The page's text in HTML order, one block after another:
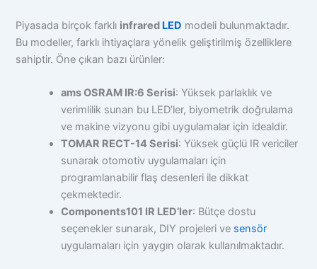
Piyasada birçok farklı infrared LED modeli bulunmaktadır.
Bu modeller, farklı ihtiyaçlara yönelik geliştirilmiş özelliklere
sahiptir. Öne çıkan bazı ürünler:
ams OSRAM IR:6 Serisi: Yüksek parlaklık ve
verimlilik sunan bu LED’ler, biyometrik doğrulama
ve makine vizyonu gibi uygulamalar için idealdir.
TOMAR RECT-14 Serisi: Yüksek güçlü IR vericiler
sunarak otomotiv uygulamaları için
programlanabilir flaş desenleri ile dikkat
çekmektedir.
Components101 IR LED’ler: Bütçe dostu
seçenekler sunarak, DIY projeleri ve sensör
uygulamaları için yaygın olarak kullanılmaktadır.